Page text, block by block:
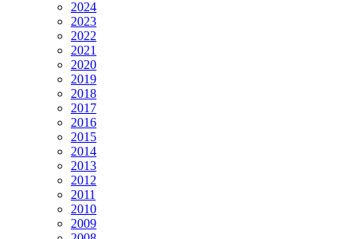
2024
2023
2022
2021
2020
2019
2018
2017
2016
2015
2014
2013
2012
2011
2010
2009